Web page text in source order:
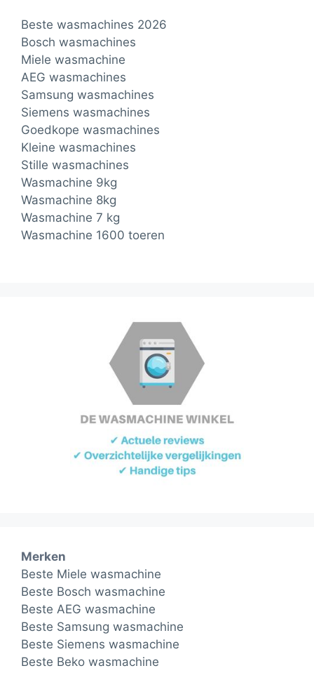
Beste wasmachines 2026
Bosch wasmachines
Miele wasmachine
AEG wasmachines
Samsung wasmachines
Siemens wasmachines
Goedkope wasmachines
Kleine wasmachines
Stille wasmachines
Wasmachine 9kg
Wasmachine 8kg
Wasmachine 7 kg
Wasmachine 1600 toeren
Merken
Beste Miele wasmachine
Beste Bosch wasmachine
Beste AEG wasmachine
Beste Samsung wasmachine
Beste Siemens wasmachine
Beste Beko wasmachine